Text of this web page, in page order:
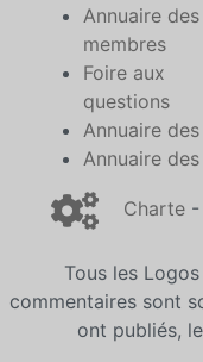
Annuaire des
membres
Foire aux
questions
Annuaire des
Annuaire
Charte -
Tous les
commentaires sont
ont publiés,